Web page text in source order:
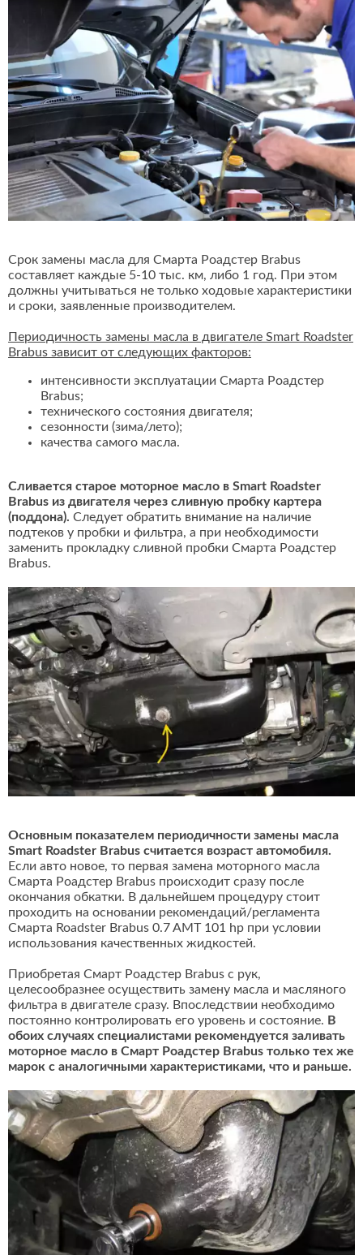
Срок замены масла для Смарта Роадстер Brabus
составляет каждые 5-10 тыс. км, либо 1 год. При этом
должны учитываться не только ходовые характеристики
и сроки, заявленные производителем.
Периодичность замены масла в двигателе Smart Roadster
Brabus зависит от следующих факторов:
интенсивности эксплуатации Смарта Роадстер
Brabus;
технического состояния двигателя;
сезонности (зима/лето);
качества самого масла.
Сливается старое моторное масло в Smart Roadster
Brabus из двигателя через сливную пробку картера
(поддона). Следует обратить внимание на наличие
подтеков у пробки и фильтра, а при необходимости
заменить прокладку сливной пробки Смарта Роадстер
Brabus.
Основным показателем периодичности замены масла
Smart Roadster Brabus считается возраст автомобиля.
Если авто новое, то первая замена моторного масла
Смарта Роадстер Brabus происходит сразу после
окончания обкатки. В дальнейшем процедуру стоит
проходить на основании рекомендаций/регламента
Смарта Roadster Brabus 0.7 AMT 101 hp при условии
использования качественных жидкостей.
Приобретая Смарт Роадстер Brabus с рук,
целесообразнее осуществить замену масла и масляного
фильтра в двигателе сразу. Впоследствии необходимо
постоянно контролировать его уровень и состояние. В
обоих случаях специалистами рекомендуется заливать
моторное масло в Смарт Роадстер Brabus только тех же
марок с аналогичными характеристиками, что и раньше.